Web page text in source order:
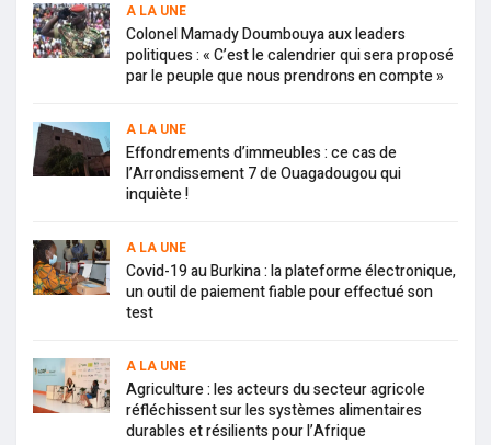
A LA UNE
Colonel Mamady Doumbouya aux leaders
politiques : « C’est le calendrier qui sera proposé
par le peuple que nous prendrons en compte »
A LA UNE
Effondrements d’immeubles : ce cas de
l’Arrondissement 7 de Ouagadougou qui
inquiète !
A LA UNE
Covid-19 au Burkina : la plateforme électronique,
un outil de paiement fiable pour effectué son
test
A LA UNE
Agriculture : les acteurs du secteur agricole
réfléchissent sur les systèmes alimentaires
durables et résilients pour l’Afrique